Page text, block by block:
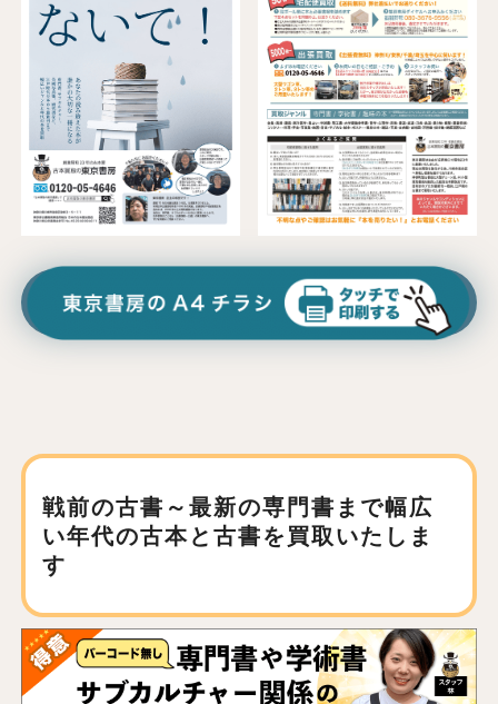
戦前の古書～最新の専門書まで幅広
い年代の古本と古書を買取いたしま
す